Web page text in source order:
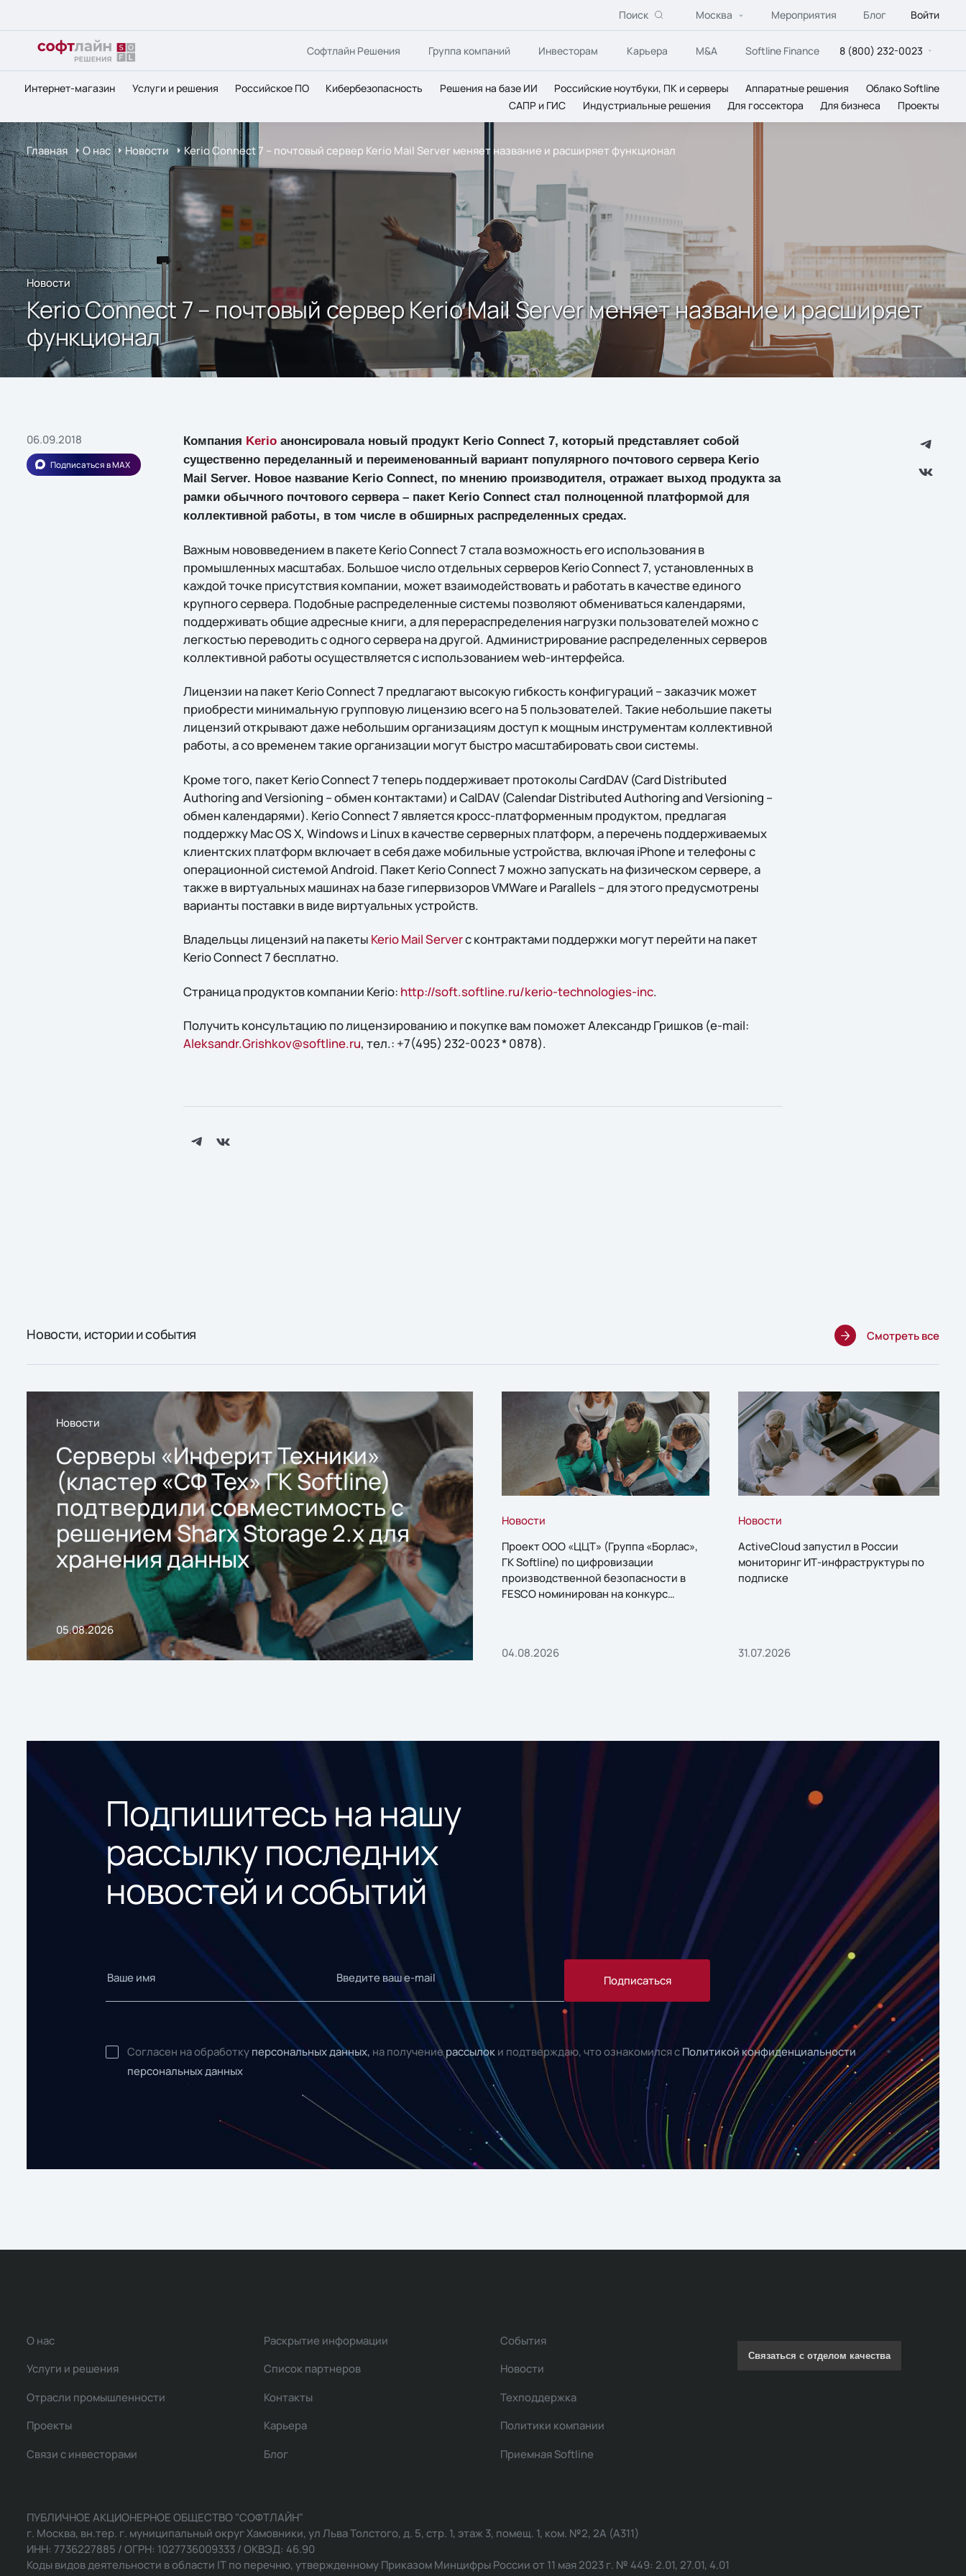
Поиск Москва Мероприятия Блог Войти
Софтлайн Решения Группа компаний Инвесторам Карьера M&A Softline Finance 8 (800) 232-0023
Интернет-магазин Услуги и решения Российское ПО Кибербезопасность Решения на базе ИИ Российские ноутбуки, ПК и серверы Аппаратные решения
Облако Softline
САПР и ГИС
Индустриальные решения Для госсектора Для бизнеса Проекты
Главная О нас Новости Kerio Connect 7 – почтовый сервер Kerio Mail Server меняет название и расширяет функционал
Новости
Kerio Connect 7 – почтовый сервер Kerio Mail Server меняет название и расширяет
функционал
06.09.2018
Подписаться в MAX
Компания Kerioанонсировала новый продукт Kerio Connect 7, который представляет собой
существенно переделанный и переименованный вариант популярного почтового сервера Kerio
Mail Server. Новое название Kerio Connect, по мнению производителя, отражает выход продукта за
рамки обычного почтового сервера – пакет Kerio Connect стал полноценной платформой для
коллективной работы, в том числе в обширных распределенных средах.
Важным нововведением в пакете Kerio Connect 7 стала возможность его использования в
промышленных масштабах. Большое число отдельных серверов Kerio Connect 7, установленных в
каждой точке присутствия компании, может взаимодействовать и работать в качестве единого
крупного сервера. Подобные распределенные системы позволяют обмениваться календарями,
поддерживать общие адресные книги, а для перераспределения нагрузки пользователей можно с
легкостью переводить с одного сервера на другой. Администрирование распределенных серверов
коллективной работы осуществляется с использованием web-интерфейса.
Лицензии на пакет Kerio Connect 7 предлагают высокую гибкость конфигураций – заказчик может
приобрести минимальную групповую лицензию всего на 5 пользователей. Такие небольшие пакеты
лицензий открывают даже небольшим организациям доступ к мощным инструментам коллективной
работы, а со временем такие организации могут быстро масштабировать свои системы.
Кроме того, пакет Kerio Connect 7 теперь поддерживает протоколы CardDAV (Card Distributed
Authoring and Versioning – обмен контактами) и CalDAV (Calendar Distributed Authoring and Versioning –
обмен календарями). Kerio Connect 7 является кросс-платформенным продуктом, предлагая
поддержку Mac OS X, Windows и Linux в качестве серверных платформ, а перечень поддерживаемых
клиентских платформ включает в себя даже мобильные устройства, включая iPhone и телефоны с
операционной системой Android. Пакет Kerio Connect 7 можно запускать на физическом сервере, а
также в виртуальных машинах на базе гипервизоров VMWare и Parallels – для этого предусмотрены
варианты поставки в виде виртуальных устройств.
Владельцы лицензий на пакеты Kerio Mail Serverс контрактами поддержки могут перейти на пакет
Kerio Connect 7 бесплатно.
Страница продуктов компании Kerio: http://soft.softline.ru/kerio-technologies-inc.
Получить конcультацию по лицензированию и покупке вам поможет Александр Гришков (e-mail:
Aleksandr.Grishkov@softline.ru, тел.: +7(495) 232-0023 * 0878).
Новости, истории и события Смотреть все
Новости
Серверы «Инферит Техники»
(кластер «СФ Тех» ГК Softline)
подтвердили совместимость с
решением Sharx Storage 2.x для
хранения данных
05.08.2026
Новости
Проект ООО «ЦЦТ» (Группа «Борлас»,
ГК Softline) по цифровизации
производственной безопасности в
FESCO номинирован на конкурс
04.08.2026
Новости
ActiveCloud запустил в России
мониторинг ИТ-инфраструктуры по
подписке
31.07.2026
Подпишитесь на нашу
рассылку последних
новостей и событий
Подписаться
Согласен на обработку персональных данных, на получениерассылок и подтверждаю, что ознакомился с Политикой конфиденциальности
персональных данных
О нас
Услуги и решения
Отрасли промышленности
Проекты
Связи с инвесторами
Раскрытие информации
Список партнеров
Контакты
Карьера
Блог
События
Новости
Техподдержка
Политики компании
Приемная Softline
Связаться с отделом качества
ПУБЛИЧНОЕ АКЦИОНЕРНОЕ ОБЩЕСТВО "СОФТЛАЙН"
г. Москва, вн.тер. г. муниципальный округ Хамовники, ул Льва Толстого, д. 5, стр. 1, этаж 3, помещ. 1, ком. №2, 2А (А311)
ИНН: 7736227885 / ОГРН: 1027736009333 / ОКВЭД: 46.90
Коды видов деятельности в области IT по перечню, утвержденному Приказом Минцифры России от 11 мая 2023 г. № 449: 2.01, 27.01, 4.01